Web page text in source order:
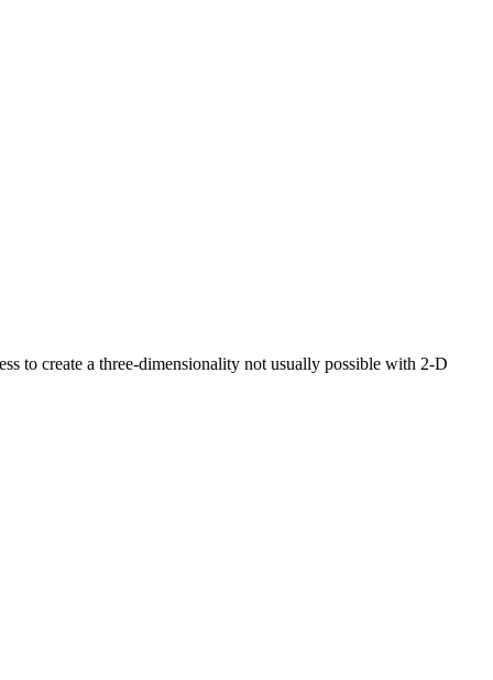
to create a three-dimensionality not usually possible with 2-D